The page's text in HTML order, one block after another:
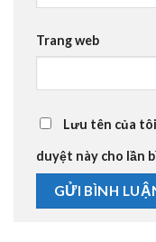
Trang web
Lưu tên của
duyệt này cho lần